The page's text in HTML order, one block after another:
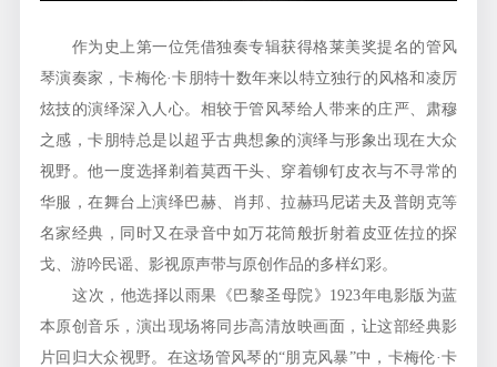
作为史上第一位凭借独奏专辑获得格莱美奖提名的管风
琴演奏家，卡梅伦·卡朋特十数年来以特立独行的风格和凌厉
炫技的演绎深入人心。相较于管风琴给人带来的庄严、肃穆
之感，卡朋特总是以超乎古典想象的演绎与形象出现在大众
视野。他一度选择剃着莫西干头、穿着铆钉皮衣与不寻常的
华服，在舞台上演绎巴赫、肖邦、拉赫玛尼诺夫及普朗克等
名家经典，同时又在录音中如万花筒般折射着皮亚佐拉的探
戈、游吟民谣、影视原声带与原创作品的多样幻彩。
这次，他选择以雨果《巴黎圣母院》1923年电影版为蓝
本原创音乐，演出现场将同步高清放映画面，让这部经典影
片回归大众视野。在这场管风琴的“朋克风暴”中，卡梅伦·卡